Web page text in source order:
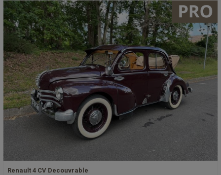
Renault 4 CV Decouvrable